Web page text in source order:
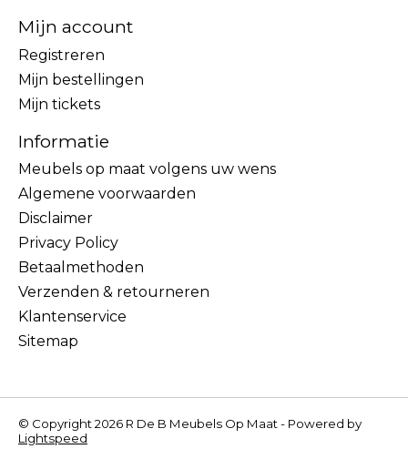
Mijn account
Registreren
Mijn bestellingen
Mijn tickets
Informatie
Meubels op maat volgens uw wens
Algemene voorwaarden
Disclaimer
Privacy Policy
Betaalmethoden
Verzenden & retourneren
Klantenservice
Sitemap
© Copyright 2026 R De B Meubels Op Maat - Powered by
Lightspeed